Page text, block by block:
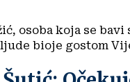
osoba koja se